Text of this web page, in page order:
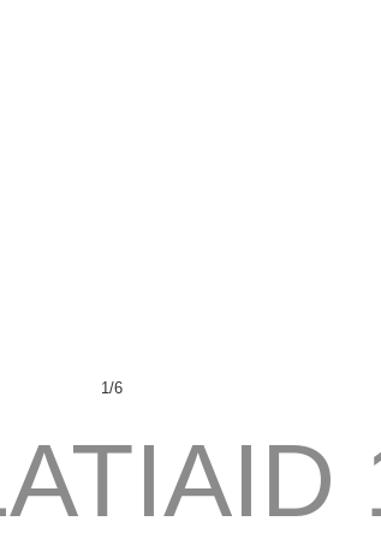
1/6